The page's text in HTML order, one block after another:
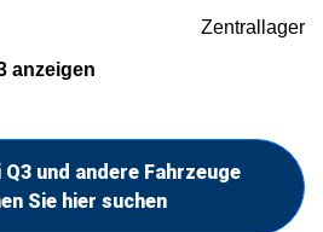
Zentrallager
anzeigen
und andere Fahrzeuge
Sie hier suchen